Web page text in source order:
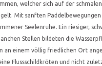
welcher sich auf der
Mit sanften
Seelenruhe. Ein riesiger,
Stellen bildeten die
an einem völlig friedlichen Ort
Flussschildkröten und nicht